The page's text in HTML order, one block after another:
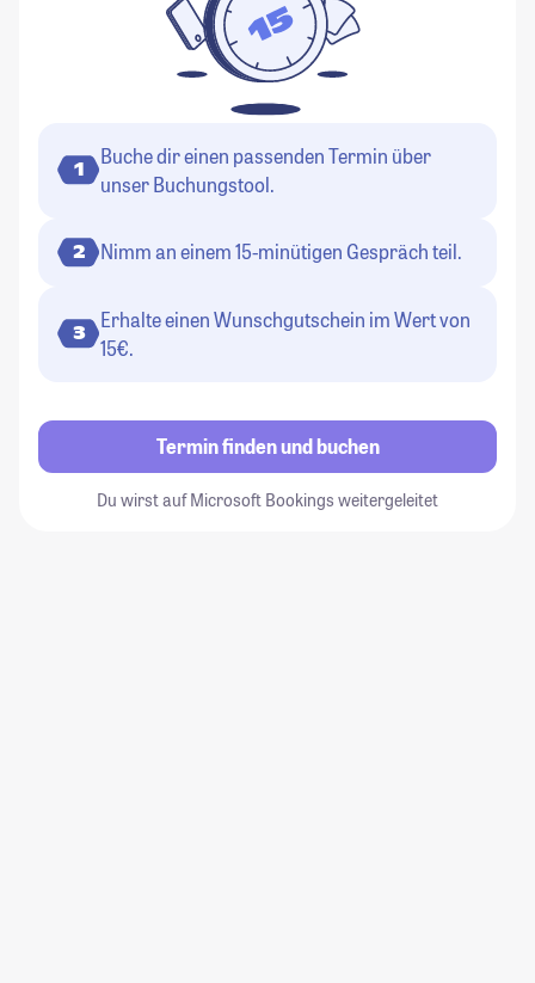
1
Buche dir einen passenden Termin über
unser Buchungstool.
2 Nimm an einem 15-minütigen Gespräch teil.
3
Erhalte einen Wunschgutschein im Wert von
15€.
Termin finden und buchen
Du wirst auf Microsoft Bookings weitergeleitet